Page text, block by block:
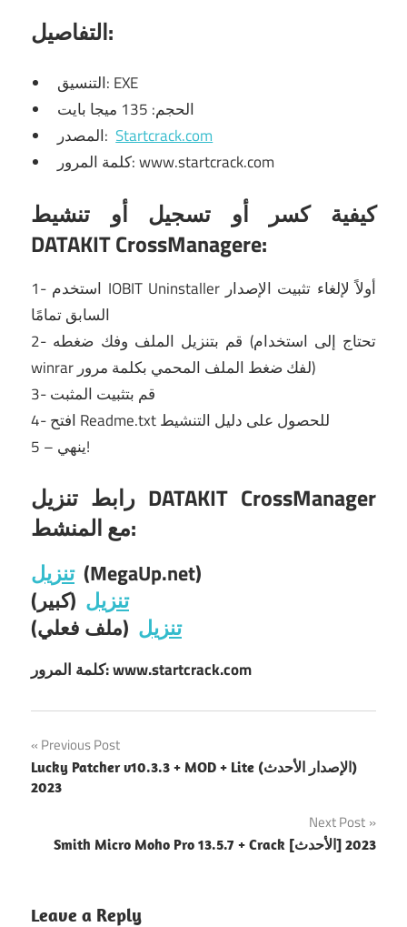
التفاصيل:
التنسيق: EXE
الحجم: 135 ميجا بايت
المصدر:Startcrack.com
كلمة المرور: www.startcrack.com
كيفية كسر أو تسجيل أو تنشيط
DATAKIT CrossManagere:
1- استخدم IOBIT Uninstaller أولاً لإلغاء تثبيت الإصدار
السابق تمامًا
2- قم بتنزيل الملف وفك ضغطه (تحتاج إلى استخدام
winrar لفك ضغط الملف المحمي بكلمة مرور)
3- قم بتثبيت المثبت
4- افتح Readme.txt للحصول على دليل التنشيط
5 – ينهي!
رابط تنزيل DATAKIT CrossManager
مع المنشط:
تنزيل(MegaUp.net)
تنزيل (كبير)
تنزيل (ملف فعلي)
كلمة المرور: www.startcrack.com
Post
navigation
Previous Post
Lucky Patcher v10.3.3 + MOD + Lite (الإصدار الأحدث)
2023
Next Post
Smith Micro Moho Pro 13.5.7 + Crack [الأحدث] 2023
Leave a Reply